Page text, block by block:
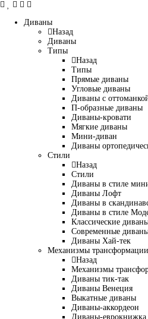
Диваны
Назад
Диваны
Типы
Назад
Типы
Прямые диваны
Угловые диваны
Диваны с
П-образные диваны
Диваны-кровати
Мягкие диваны
Мини-диван
Диваны
Стили
Назад
Стили
Диваны в стиле
Диваны Лофт
Диваны в
Диваны в стиле
Классические
Современные
Диваны Хай-тек
Механизмы трансформации
Назад
Механизмы
Диваны тик-так
Диваны Венеция
Выкатные диваны
Диваны-аккордеон
Диваны-еврокнижка